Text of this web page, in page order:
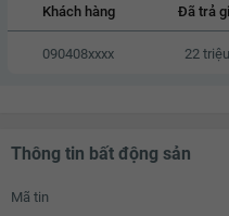
Khách hàng Đã trả
090408xxxx 22 triệu
Thông tin bất động sản
Mã tin